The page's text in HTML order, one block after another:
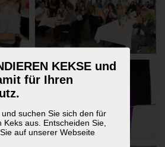
KEKSE und
für Ihren
suchen Sie sich den für
Keks aus. Entscheiden Sie,
auf unserer Webseite